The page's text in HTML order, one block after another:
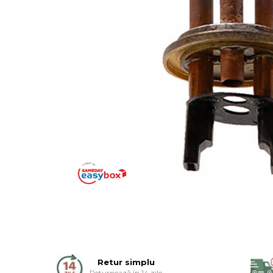
Uscatoare de par
Aparate de tuns & ras
Cantare corporale
Retur simplu